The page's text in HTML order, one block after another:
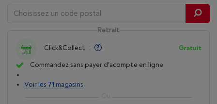
Retrait
Click&Collect : Gratuit
Commandez sans payer d'acompte en ligne
Voir les 71 magasins